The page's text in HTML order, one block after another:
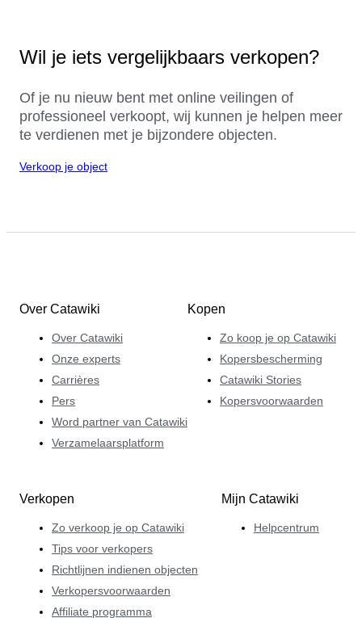
Wil je iets vergelijkbaars verkopen?
Of je nu nieuw bent met online veilingen of
professioneel verkoopt, wij kunnen je helpen meer
te verdienen met je bijzondere objecten.
Verkoop je object
Over Catawiki
Over Catawiki
Onze experts
Carrières
Pers
Word partner van Catawiki
Verzamelaarsplatform
Kopen
Zo koop je op Catawiki
Kopersbescherming
Catawiki Stories
Kopersvoorwaarden
Verkopen
Zo verkoop je op Catawiki
Tips voor verkopers
Richtlijnen indienen objecten
Verkopersvoorwaarden
Affiliate programma
Mijn Catawiki
Helpcentrum